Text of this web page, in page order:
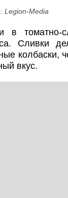
Media
в томатно-
Сливки
колбаски,
вкус.